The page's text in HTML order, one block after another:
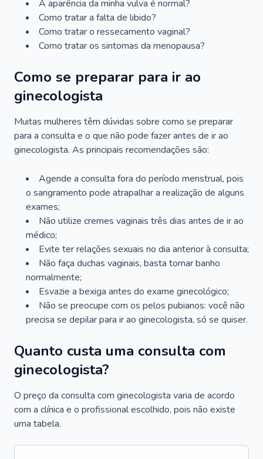
A aparência da minha vulva é normal?
Como tratar a falta de libido?
Como tratar o ressecamento vaginal?
Como tratar os sintomas da menopausa?
Como se preparar para ir ao
ginecologista
Muitas mulheres têm dúvidas sobre como se preparar
para a consulta e o que não pode fazer antes de ir ao
ginecologista. As principais recomendações são:
Agende a consulta fora do período menstrual, pois
o sangramento pode atrapalhar a realização de alguns
exames;
Não utilize cremes vaginais três dias antes de ir ao
médico;
Evite ter relações sexuais no dia anterior à consulta;
Não faça duchas vaginais, basta tomar banho
normalmente;
Esvazie a bexiga antes do exame ginecológico;
Não se preocupe com os pelos pubianos: você não
precisa se depilar para ir ao ginecologista, só se quiser.
Quanto custa uma consulta com
ginecologista?
O preço da consulta com ginecologista varia de acordo
com a clínica e o profissional escolhido, pois não existe
uma tabela.